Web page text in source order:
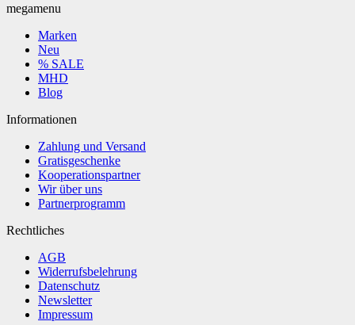
megamenu
Marken
Neu
% SALE
MHD
Blog
Informationen
Zahlung und Versand
Gratisgeschenke
Kooperationspartner
Wir über uns
Partnerprogramm
Rechtliches
AGB
Widerrufsbelehrung
Datenschutz
Newsletter
Impressum